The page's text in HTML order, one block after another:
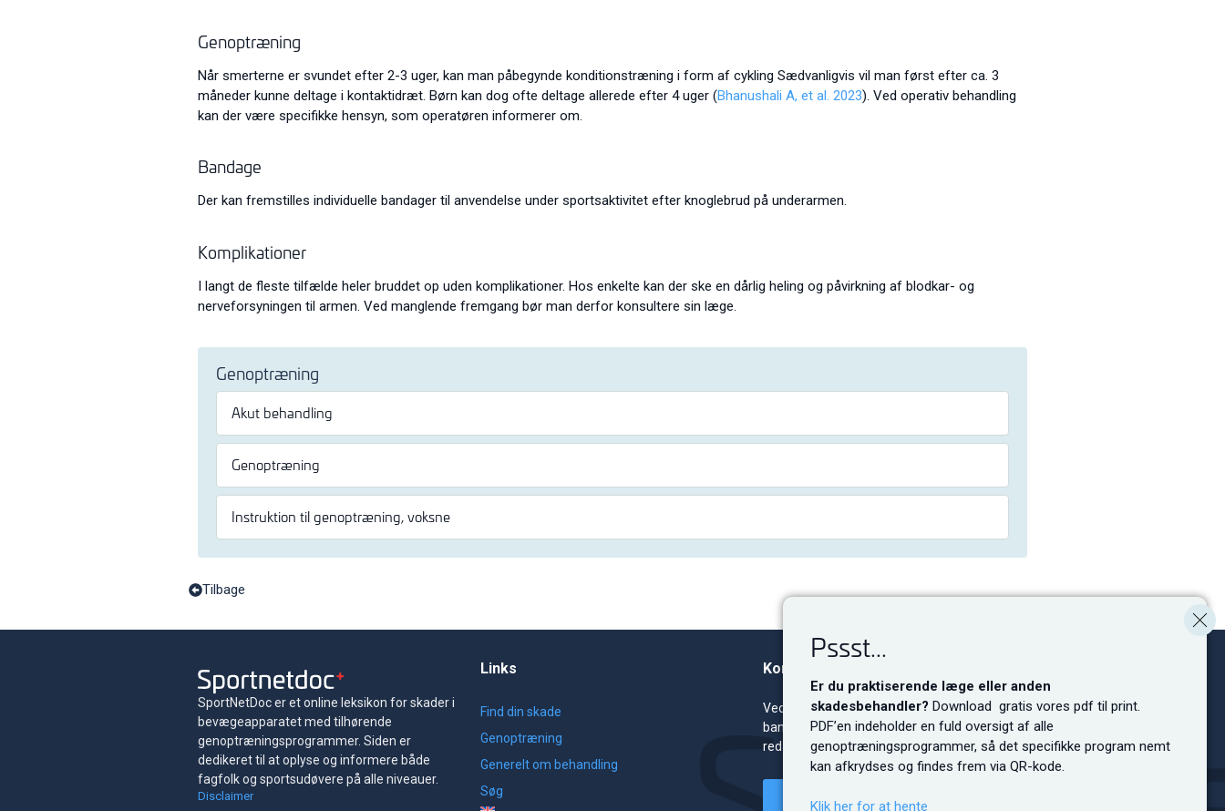
Pssst...
Er du praktiserende læge eller anden
skadesbehandler? Download gratis vores pdf til print.
PDF’en indeholder en fuld oversigt af alle
genoptræningsprogrammer, så det specifikke program nemt
kan afkrydses og findes frem via QR-kode.
Klik her for at hente
Genoptræning
Når smerterne er svundet efter 2-3 uger, kan man påbegynde konditionstræning i form af cykling Sædvanligvis vil man først efter ca. 3
måneder kunne deltage i kontaktidræt. Børn kan dog ofte deltage allerede efter 4 uger (Bhanushali A, et al. 2023). Ved operativ behandling
kan der være specifikke hensyn, som operatøren informerer om.
Bandage
Der kan fremstilles individuelle bandager til anvendelse under sportsaktivitet efter knoglebrud på underarmen.
Komplikationer
I langt de fleste tilfælde heler bruddet op uden komplikationer. Hos enkelte kan der ske en dårlig heling og påvirkning af blodkar- og
nerveforsyningen til armen. Ved manglende fremgang bør man derfor konsultere sin læge.
Genoptræning
Akut behandling
Genoptræning
Instruktion til genoptræning, voksne
Tilbage
SportNetDoc er et online leksikon for skader i
bevægeapparatet med tilhørende
genoptræningsprogrammer. Siden er
dedikeret til at oplyse og informere både
fagfolk og sportsudøvere på alle niveauer.
Disclaimer
Links
Find din skade
Genoptræning
Generelt om behandling
Søg
Kontakt
Ved ændringsforslag, sponsorsamarbejde,
bannerreklamer og lignende kontakt
redaktionen.